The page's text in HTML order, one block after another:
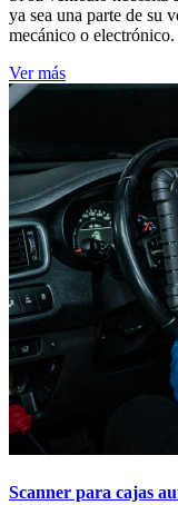
ya sea una parte de su
mecánico o electrónico.
Ver más
Scanner para cajas